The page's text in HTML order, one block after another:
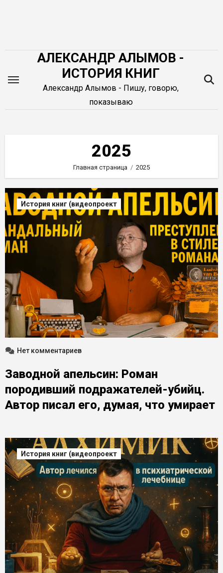
АЛЕКСАНДР АЛЫМОВ -
ИСТОРИЯ КНИГ
Александр Алымов - Пишу, говорю,
показываю
2025
Главная страница 2025
История книг (видеопроект
Нет комментариев
Заводной апельсин: Роман
породивший подражателей-убийц.
Автор писал его, думая, что умирает
История книг (видеопроект